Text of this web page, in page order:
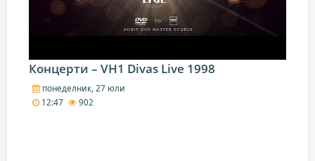
Концерти – VH1 Divas Live 1998
понеделник, 27 юли
12:47
902